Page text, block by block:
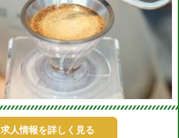
求人情報を詳しく見る